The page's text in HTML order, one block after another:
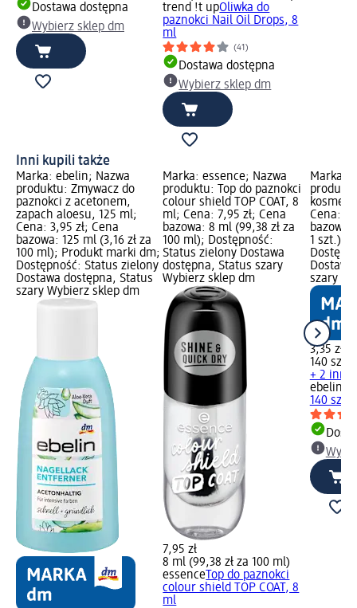
Dostawa dostępna
Wybierz sklep dm
trend !t upOliwka do
paznokci Nail Oil Drops, 8
ml
(41)
Dostawa dostępna
Wybierz sklep dm
Inni kupili także
Marka: ebelin; Nazwa
produktu: Zmywacz do
paznokci z acetonem,
zapach aloesu, 125 ml;
Cena: 3,95 zł; Cena
bazowa: 125 ml (3,16 zł za
100 ml); Produkt marki dm;
Dostępność: Status zielony
Dostawa dostępna, Status
szary Wybierz sklep dm
Marka: essence; Nazwa
produktu: Top do paznokci
colour shield TOP COAT, 8
ml; Cena: 7,95 zł; Cena
bazowa: 8 ml (99,38 zł za
100 ml); Dostępność:
Status zielony Dostawa
dostępna, Status szary
Wybierz sklep dm
7,95 zł
8 ml (99,38 zł za 100 ml)
essence Top do paznokci
colour shield TOP COAT, 8
ml
Marka:
Cena:
bazowa:
1 szt.);
szary
3,35 zł
140 szt.
+ 2 inne
ebelin
140 szt.